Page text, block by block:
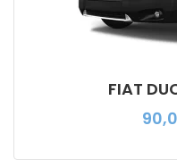
FIAT